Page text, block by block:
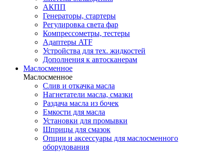
АКПП
Генераторы, стартеры
Регулировка света фар
Компрессометры, тестеры
Адаптеры ATF
Устройства для тех. жидкостей
Дополнения к автосканерам
Маслосменное
Маслосменное
Слив и откачка масла
Нагнетатели масла, смазки
Раздача масла из бочек
Емкости для масла
Установки для промывки
Шприцы для смазок
Опции и аксессуары для маслосменного
оборудования